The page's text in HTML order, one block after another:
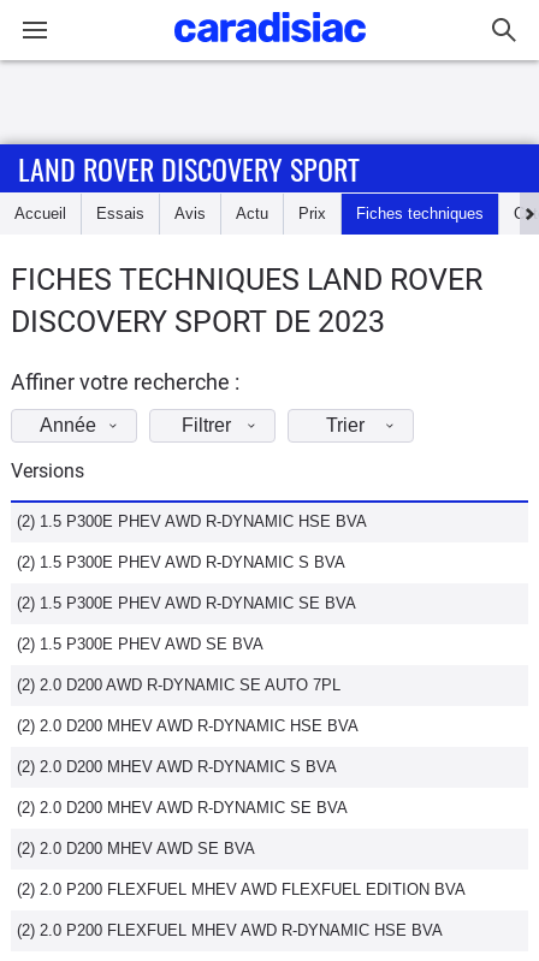
Accueil
Essais
d'achat
Electriques
Utilitaires
Flottes
Auto
Services
Forum
Moto
Marques
LAND ROVER DISCOVERY SPORT
Accueil Essais Avis Actu Prix Fiches techniques
FICHES TECHNIQUES LAND ROVER
DISCOVERY SPORT DE 2023
Affiner votre recherche :
Année Filtrer Trier
Versions
(2) 1.5 P300E PHEV AWD R-DYNAMIC HSE BVA
(2) 1.5 P300E PHEV AWD R-DYNAMIC S BVA
(2) 1.5 P300E PHEV AWD R-DYNAMIC SE BVA
(2) 1.5 P300E PHEV AWD SE BVA
(2) 2.0 D200 AWD R-DYNAMIC SE AUTO 7PL
(2) 2.0 D200 MHEV AWD R-DYNAMIC HSE BVA
(2) 2.0 D200 MHEV AWD R-DYNAMIC S BVA
(2) 2.0 D200 MHEV AWD R-DYNAMIC SE BVA
(2) 2.0 D200 MHEV AWD SE BVA
(2) 2.0 P200 FLEXFUEL MHEV AWD FLEXFUEL EDITION BVA
(2) 2.0 P200 FLEXFUEL MHEV AWD R-DYNAMIC HSE BVA